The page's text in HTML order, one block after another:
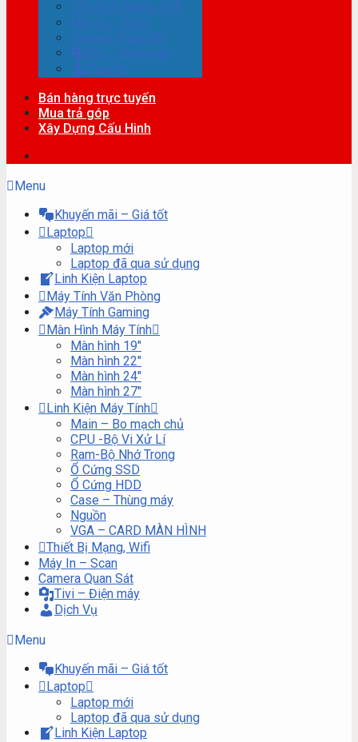
Bán hàng trực tuyến
Mua trả góp
Xây Dựng Cấu Hinh
Menu
Khuyến mãi – Giá tốt
Laptop
Laptop mới
Laptop đã qua sử dụng
Linh Kiện Laptop
Máy Tính Văn Phòng
Máy Tính Gaming
Màn Hình Máy Tính
Màn hình 19″
Màn hình 22″
Màn hình 24″
Màn hình 27″
Linh Kiện Máy Tính
Main – Bo mạch chủ
CPU -Bộ Vi Xử Lí
Ram-Bộ Nhớ Trong
Ổ Cứng SSD
Ổ Cứng HDD
Case – Thùng máy
Nguồn
VGA – CARD MÀN HÌNH
Thiết Bị Mạng, Wifi
Máy In – Scan
Camera Quan Sát
Tivi – Điện máy
Dịch Vụ
Menu
Khuyến mãi – Giá tốt
Laptop
Laptop mới
Laptop đã qua sử dụng
Linh Kiện Laptop